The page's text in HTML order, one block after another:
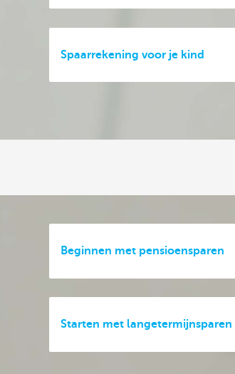
Spaarrekening voor je kind
Beginnen met pensioensparen
Starten met langetermijnsparen